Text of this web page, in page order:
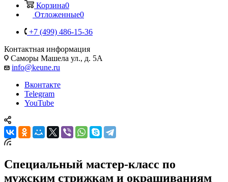
Корзина0
Отложенные0
+7 (499) 486-15-36
Контактная информация
Саморы Машела ул., д. 5А
info@keune.ru
Вконтакте
Telegram
YouTube
Специальный мастер-класс по
мужским стрижкам и окрашиваниям